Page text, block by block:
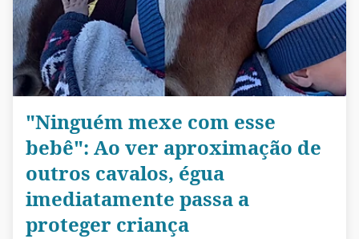
"Ninguém mexe com esse
bebê": Ao ver aproximação de
outros cavalos, égua
imediatamente passa a
proteger criança